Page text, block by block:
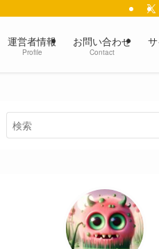
運営者情報
Profile
お問い合わせ
Contact